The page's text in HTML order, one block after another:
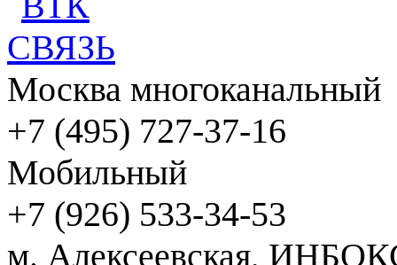
Москва многоканальный
+7 (495) 727-37-16
Мобильный
+7 (926) 533-34-53
м. Алексеевская,